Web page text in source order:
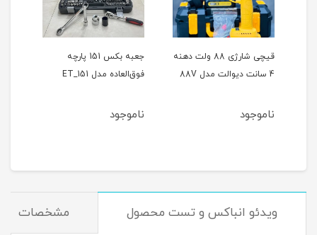
قیچی شارژی 88 ولت دهنه
4 سانت دیوالت مدل 88V
ناموجود
جعبه بکس 151 پارچه
فوق‌العاده مدل ET_151
ناموجود
ویدئو انباکس و تست محصول مشخصات